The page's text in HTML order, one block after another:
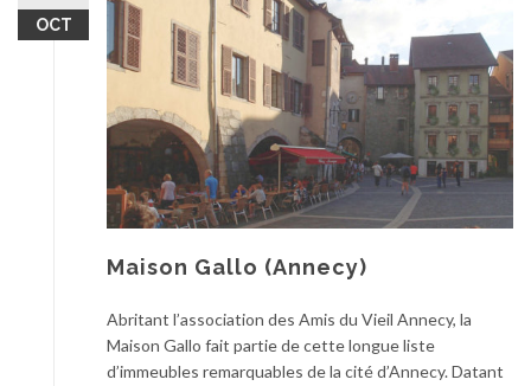
OCT
Maison Gallo (Annecy)
Abritant l’association des Amis du Vieil Annecy, la
Maison Gallo fait partie de cette longue liste
d’immeubles remarquables de la cité d’Annecy. Datant